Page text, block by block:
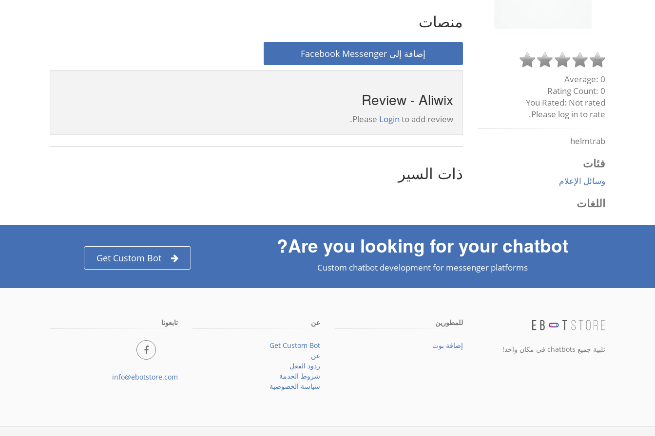
Average: 0
Rating Count: 0
You Rated: Not rated
Please log in to rate.
helmtrab
فئات
وسائل الإعلام
اللغات
منصات
إضافة إلى Facebook Messenger
Review - Aliwix
Please Login to add review.
ذات السير
Are you looking for your chatbot?
Custom chatbot development for messenger platforms
Get Custom Bot
تلبية جميع chatbots في مكان واحد!
للمطورين
إضافة بوت
عن
Get Custom Bot
عن
ردود الفعل
شروط الخدمة
سياسة الخصوصية
تابعونا
info@ebotstore.com